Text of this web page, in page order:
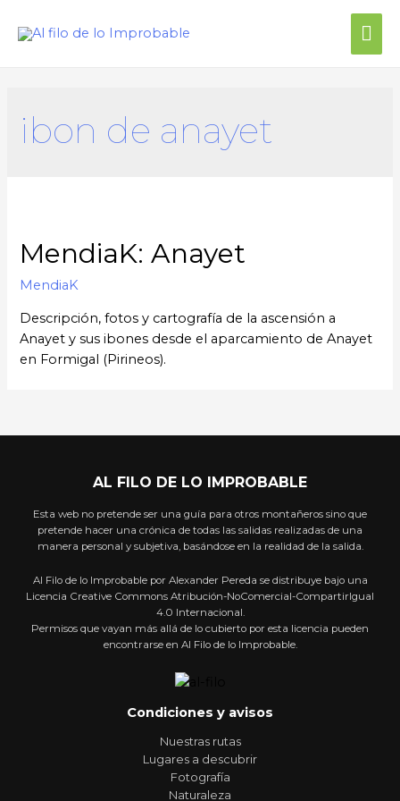
ibon de anayet
MendiaK: Anayet
MendiaK
Descripción, fotos y cartografía de la ascensión a
Anayet y sus ibones desde el aparcamiento de Anayet
en Formigal (Pirineos).
AL FILO DE LO IMPROBABLE
Esta web no pretende ser una guía para otros montañeros sino que
pretende hacer una crónica de todas las salidas realizadas de una
manera personal y subjetiva, basándose en la realidad de la salida.
Al Filo de lo Improbable por Alexander Pereda se distribuye bajo una
Licencia Creative Commons Atribución-NoComercial-CompartirIgual
4.0 Internacional.
Permisos que vayan más allá de lo cubierto por esta licencia pueden
encontrarse en Al Filo de lo Improbable.
Condiciones y avisos
Nuestras rutas
Lugares a descubrir
Fotografía
Naturaleza